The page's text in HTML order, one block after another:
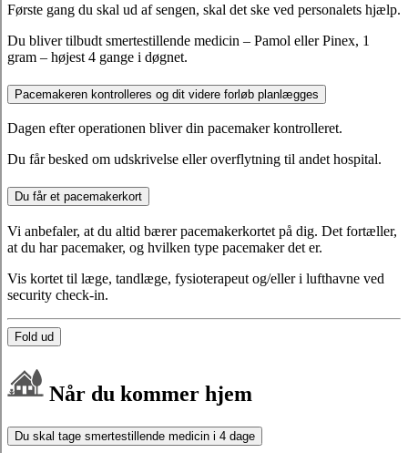
Første gang du skal ud af sengen, skal det ske ved personalets hjælp.
Du bliver tilbudt smertestillende medicin – Pamol eller Pinex, 1
gram – højest 4 gange i døgnet.
Pacemakeren kontrolleres og dit videre forløb planlægges
Dagen efter operationen bliver din pacemaker kontrolleret.
Du får besked om udskrivelse eller overflytning til andet hospital.
Du får et pacemakerkort
Vi anbefaler, at du altid bærer pacemakerkortet på dig. Det fortæller,
at du har pacemaker, og hvilken type pacemaker det er.
Vis kortet til læge, tandlæge, fysioterapeut og/eller i lufthavne ved
security check-in.
Fold ud
Når du kommer hjem
Du skal tage smertestillende medicin i 4 dage